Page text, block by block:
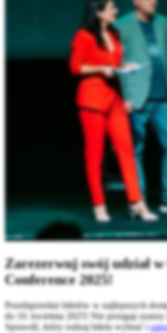
Zarezerwuj swój udział
Conference 2025!
Przedsprzedaż biletów w najlepszych
do 10. kwietnia 2025! Nie przegap szansy
Sprawdź, który rodzaj biletu wybrać i